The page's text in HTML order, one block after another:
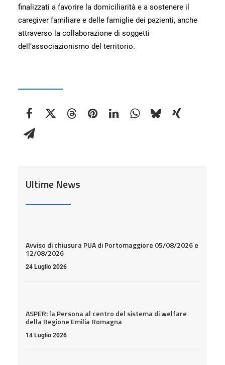
finalizzati a favorire la domiciliarità e a sostenere il
caregiver familiare e delle famiglie dei pazienti, anche
attraverso la collaborazione di soggetti
dell’associazionismo del territorio.
Ultime News
Avviso di chiusura PUA di Portomaggiore 05/08/2026 e
12/08/2026
24 Luglio 2026
ASPER: la Persona al centro del sistema di welfare
della Regione Emilia Romagna
14 Luglio 2026